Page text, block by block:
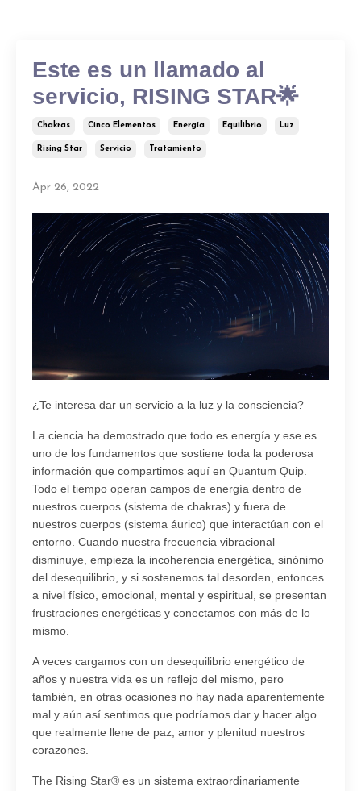
Este es un llamado al
servicio, RISING STAR🌟
Chakras Cinco Elementos Energía Equilibrio Luz
Rising Star Servicio Tratamiento
Apr 26, 2022
¿Te interesa dar un servicio a la luz y la consciencia?
La ciencia ha demostrado que todo es energía y ese es
uno de los fundamentos que sostiene toda la poderosa
información que compartimos aquí en Quantum Quip.
Todo el tiempo operan campos de energía dentro de
nuestros cuerpos (sistema de chakras) y fuera de
nuestros cuerpos (sistema áurico) que interactúan con el
entorno. Cuando nuestra frecuencia vibracional
disminuye, empieza la incoherencia energética, sinónimo
del desequilibrio, y si sostenemos tal desorden, entonces
a nivel físico, emocional, mental y espiritual, se presentan
frustraciones energéticas y conectamos con más de lo
mismo.
A veces cargamos con un desequilibrio energético de
años y nuestra vida es un reflejo del mismo, pero
también, en otras ocasiones no hay nada aparentemente
mal y aún así sentimos que podríamos dar y hacer algo
que realmente llene de paz, amor y plenitud nuestros
corazones.
The Rising Star® es un sistema extraordinariamente